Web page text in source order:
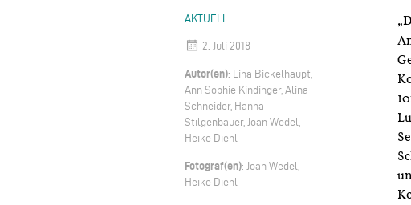
AKTUELL
2. Juli 2018
Autor(en): Lina Bickelhaupt,
Ann Sophie Kindinger, Alina
Schneider, Hanna
Stilgenbauer, Joan Wedel,
Heike Diehl
Fotograf(en): Joan Wedel,
Heike Diehl